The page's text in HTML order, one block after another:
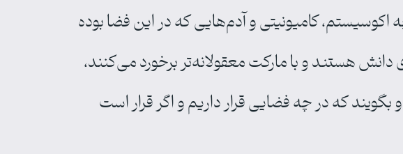
چه اکوسیستم، کامیونیتی و آدم‌هایی که در این فضا بوده
هستند و با مارکت معقولانه‌تر برخورد می‌کنند،
که در چه فضایی قرار داریم و اگر قرار است